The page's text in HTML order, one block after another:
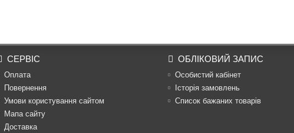
СЕРВІС
Оплата
Повернення
Умови користування сайтом
Мапа сайту
Доставка
ОБЛІКОВИЙ ЗАПИС
Особистий кабінет
Історія замовлень
Список бажаних товарів